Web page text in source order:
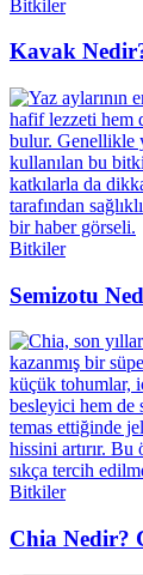
Bitkiler
Kavak
Bitkiler
Semizotu
Bitkiler
Chia Nedir?